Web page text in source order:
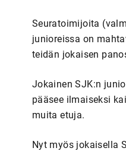
Seuratoimijoita
junioreissa on
teidän jokaisen
Jokainen SJK:n
pääsee ilmaiseksi
muita etuja.
Nyt myös jokaisella